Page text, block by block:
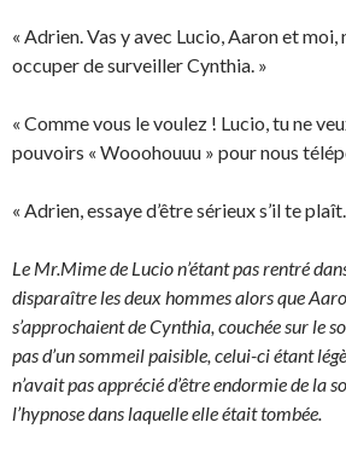
« Adrien. Vas y avec Lucio, Aaron et moi,
occuper de surveiller Cynthia. »
« Comme vous le voulez ! Lucio, tu ne
pouvoirs « Wooohouuu » pour nous
« Adrien, essaye d’être sérieux s’il te
Le Mr.Mime de Lucio n’étant pas rentré
disparaître les deux hommes alors que
s’approchaient de Cynthia, couchée sur le
pas d’un sommeil paisible, celui-ci étant
n’avait pas apprécié d’être endormie de la
l’hypnose dans laquelle elle était tombée.